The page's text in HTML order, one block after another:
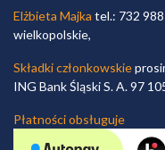
Elżbieta Majka tel.: 732
wielkopolskie,
Składki członkowskie
ING Bank Śląski S. A. 97
Płatności obsługuje